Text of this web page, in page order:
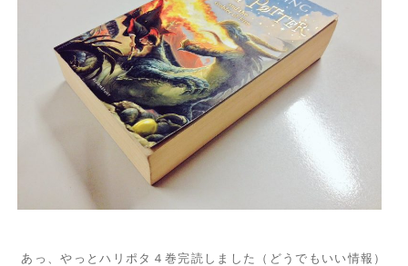
あっ、やっとハリポタ４巻完読しました（どうでもいい情報）